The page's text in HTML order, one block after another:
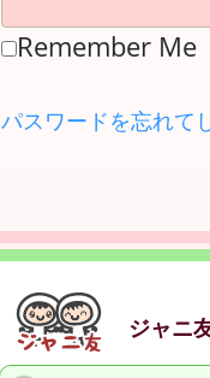
Remember Me
パスワードを忘れて
ジャニ